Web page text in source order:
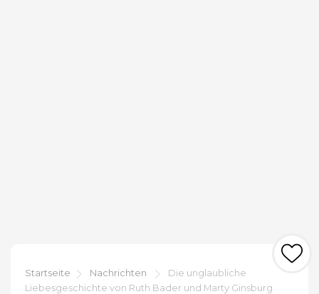
Startseite Nachrichten
Die unglaubliche
Liebesgeschichte von Ruth Bader und Marty Ginsburg